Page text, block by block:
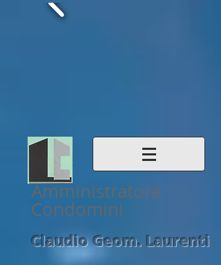
Amministratore
Condomini
Claudio Geom. Laurenti